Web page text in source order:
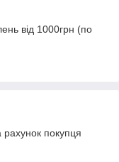
від 1000грн (по
покупця